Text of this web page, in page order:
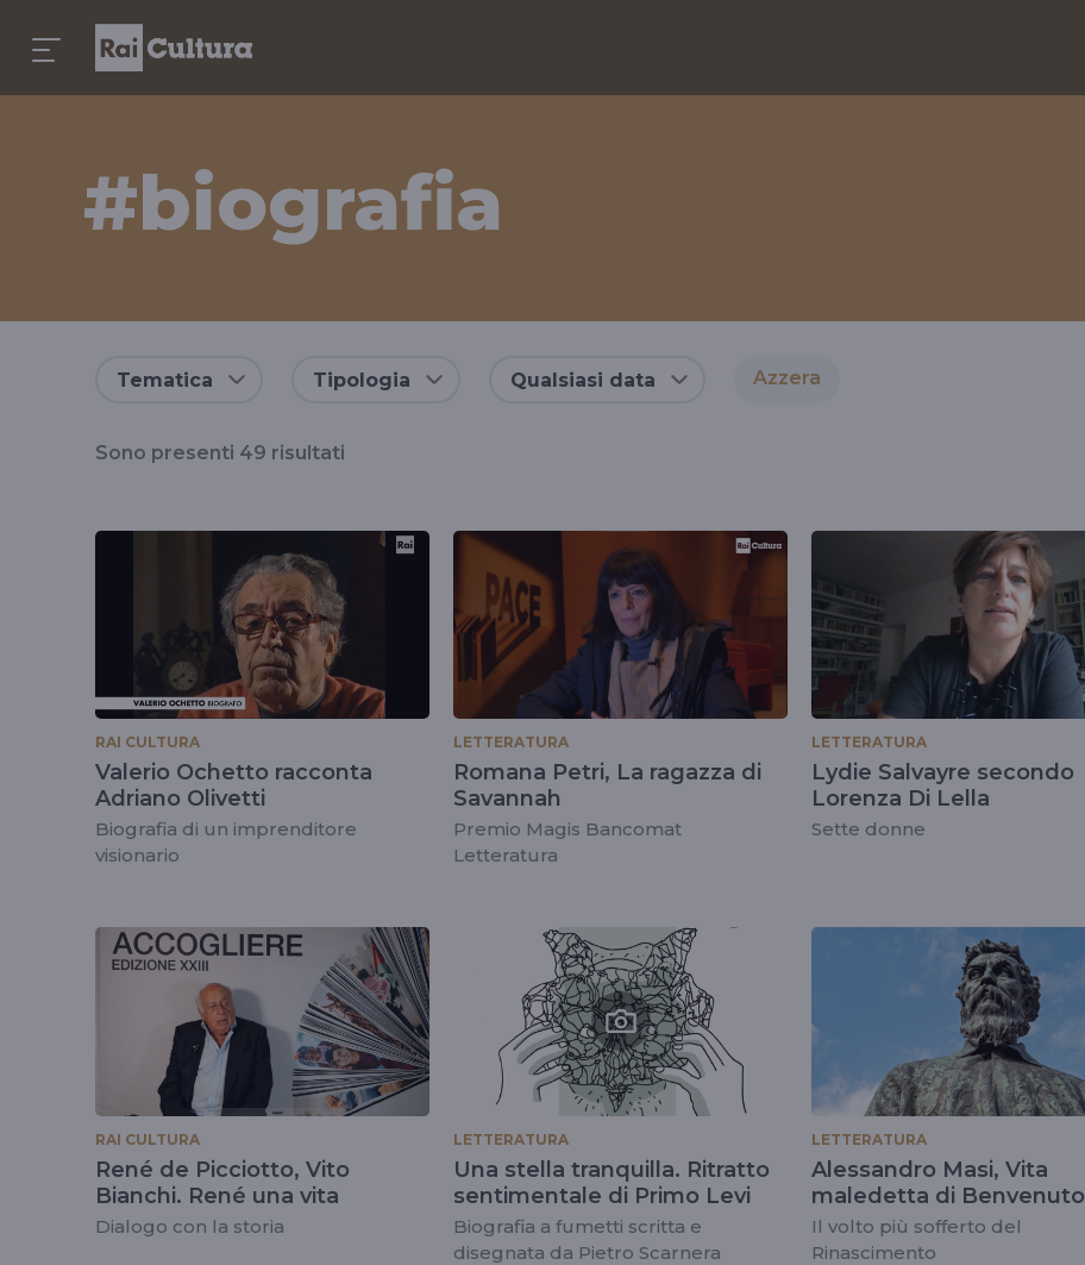
#biografia
tag
#biografia
Tematica Tipologia Qualsiasi data Azzera
Sono presenti 49 risultati
RAI CULTURA
Valerio Ochetto racconta
Adriano Olivetti
Biografia di un imprenditore
visionario
LETTERATURA
Romana Petri, La ragazza di
Savannah
Premio Magis Bancomat
Letteratura
LETTERATURA
Lydie Salvayre secondo
Lorenza Di Lella
Sette donne
RAI CULTURA
René de Picciotto, Vito
Bianchi. René una vita
Dialogo con la storia
LETTERATURA
Una stella tranquilla. Ritratto
sentimentale di Primo Levi
Biografia a fumetti scritta e
disegnata da Pietro Scarnera
LETTERATURA
Alessandro Masi, Vita
maledetta di Benvenuto
Cellini
Il volto più sofferto del
Rinascimento